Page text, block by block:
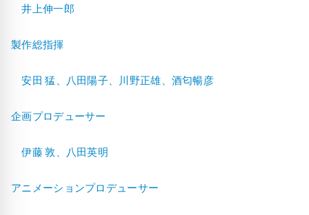
井上伸一郎
製作総指揮
安田 猛、八田陽子、川野正雄、酒匂暢彦
企画プロデューサー
伊藤 敦、八田英明
アニメーションプロデューサー